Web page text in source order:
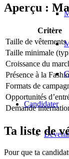
Candidater
Aperçu :
Critère
Taille de vêtements
Taille minimale
Croissance du
Présence à la
Formats de
Opportunités
Demande
Ta liste de
Pour que ta